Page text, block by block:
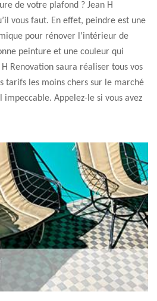
de votre plafond ? Jean H
vous faut. En effet, peindre est une
pour rénover l’intérieur de
peinture et une couleur qui
Renovation saura réaliser tous vos
tarifs les moins chers sur le marché
Appelez-le si vous avez